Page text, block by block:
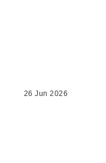
26 Jun 2026